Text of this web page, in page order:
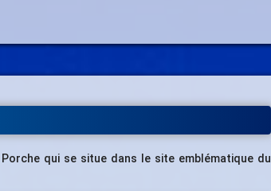
qui se situe dans le site emblématique du